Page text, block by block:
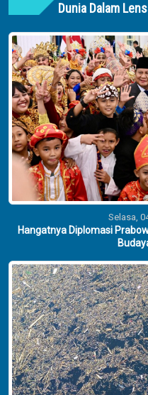
Dunia Dalam
Selasa,
Hangatnya Diplomasi